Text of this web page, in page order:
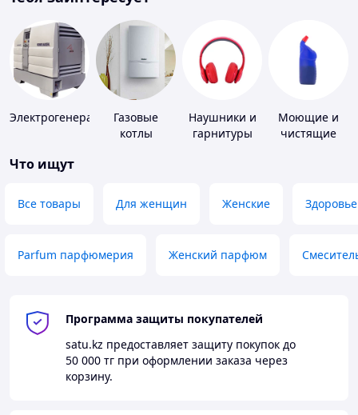
ЭлектрогенераторыГазовые
котлы
Наушники и
гарнитуры
Моющие и
чистящие
Что ищут
Все товары Для женщин Женские Здоровье
Parfum парфюмерия Женский парфюм
Программа защиты покупателей
satu.kz предоставляет защиту покупок до
50 000 тг при оформлении заказа через
корзину.